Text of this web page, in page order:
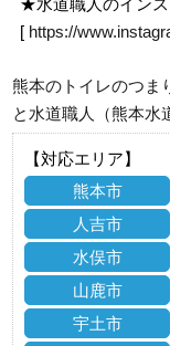
★水道職人のインス
[ https://
熊本のトイレのつま
と水道職人（熊本水
【対応エリア】
熊本市
人吉市
水俣市
山鹿市
宇土市